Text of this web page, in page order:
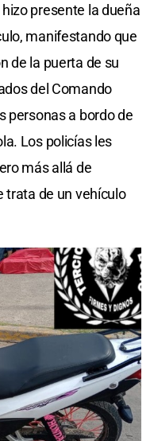
presente la dueña
manifestando que
de la puerta de su
del Comando
personas a bordo de
Los policías les
más allá de
trata de un vehículo